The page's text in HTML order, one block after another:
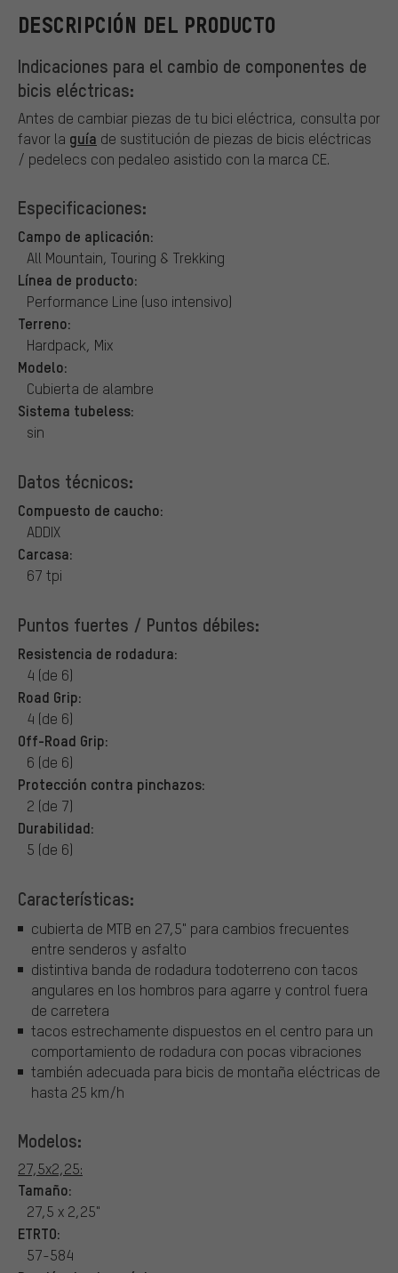
DESCRIPCIÓN DEL PRODUCTO
Indicaciones para el cambio de componentes de
bicis eléctricas:
Antes de cambiar piezas de tu bici eléctrica, consulta por
favor la guía de sustitución de piezas de bicis eléctricas
/ pedelecs con pedaleo asistido con la marca CE.
Especificaciones:
Campo de aplicación:
All Mountain, Touring & Trekking
Línea de producto:
Performance Line (uso intensivo)
Terreno:
Hardpack, Mix
Modelo:
Cubierta de alambre
Sistema tubeless:
sin
Datos técnicos:
Compuesto de caucho:
ADDIX
Carcasa:
67 tpi
Puntos fuertes / Puntos débiles:
Resistencia de rodadura:
4 (de 6)
Road Grip:
4 (de 6)
Off-Road Grip:
6 (de 6)
Protección contra pinchazos:
2 (de 7)
Durabilidad:
5 (de 6)
Características:
cubierta de MTB en 27,5" para cambios frecuentes
entre senderos y asfalto
distintiva banda de rodadura todoterreno con tacos
angulares en los hombros para agarre y control fuera
de carretera
tacos estrechamente dispuestos en el centro para un
comportamiento de rodadura con pocas vibraciones
también adecuada para bicis de montaña eléctricas de
hasta 25 km/h
Modelos:
27,5x2,25:
Tamaño:
27,5 x 2,25"
ETRTO:
57-584